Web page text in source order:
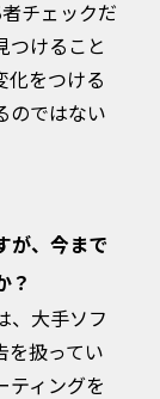
チェックだ
つけること
化をつける
のではない
が、今まで
？
、大手ソフ
を扱ってい
ティングを